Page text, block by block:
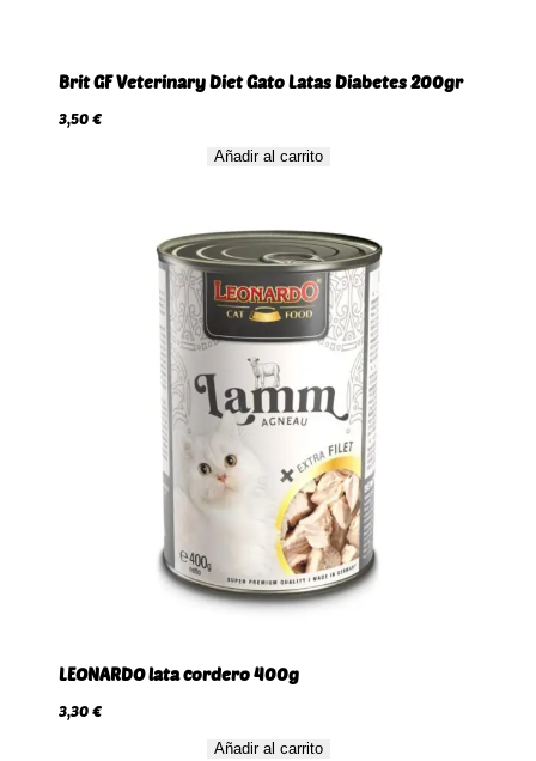
Brit GF Veterinary Diet Gato Latas Diabetes 200gr
3,50€
Añadir al carrito
LEONARDO lata cordero 400g
3,30€
Añadir al carrito